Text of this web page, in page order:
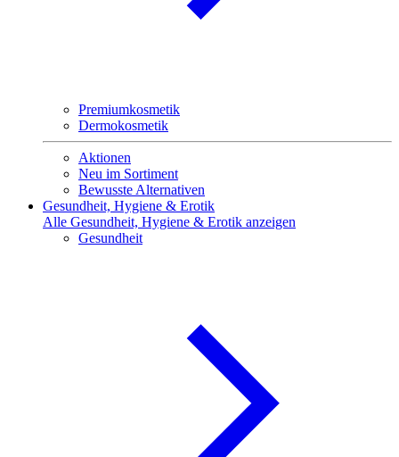
Premiumkosmetik
Dermokosmetik
Aktionen
Neu im Sortiment
Bewusste Alternativen
Gesundheit, Hygiene & Erotik
Alle Gesundheit, Hygiene & Erotik anzeigen
Gesundheit